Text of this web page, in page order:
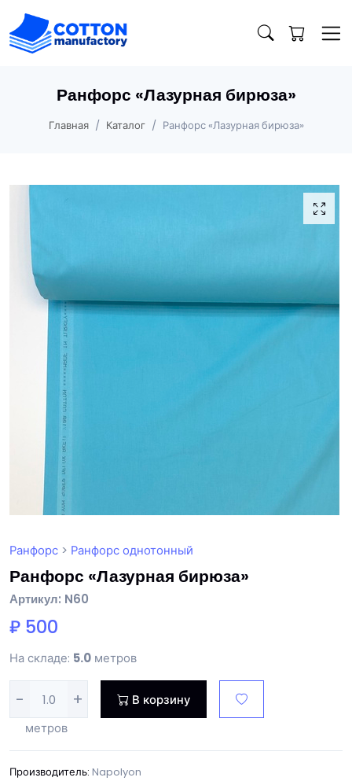
Ранфорс «Лазурная бирюза»
Главная Каталог Ранфорс «Лазурная бирюза»
Ранфорс > Ранфорс однотонный
Ранфорс «Лазурная бирюза»
Артикул: N60
₽ 500
На складе: 5.0 метров
- +
В корзину
метров
Производитель: Napolyon